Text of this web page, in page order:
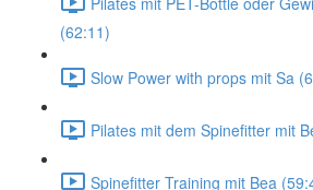
(62:11)
Slow Power with props mit Sa
Pilates mit dem Spinefitter mit
Spinefitter Training mit Bea